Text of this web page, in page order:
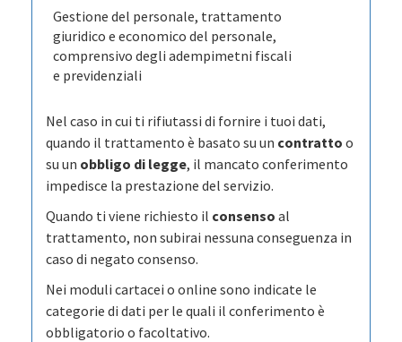
Gestione del personale, trattamento
giuridico e economico del personale,
comprensivo degli adempimetni fiscali
e previdenziali
Nel caso in cui ti rifiutassi di fornire i tuoi dati,
quando il trattamento è basato su un contratto o
su un obbligo di legge, il mancato conferimento
impedisce la prestazione del servizio.
Quando ti viene richiesto il consenso al
trattamento, non subirai nessuna conseguenza in
caso di negato consenso.
Nei moduli cartacei o online sono indicate le
categorie di dati per le quali il conferimento è
obbligatorio o facoltativo.